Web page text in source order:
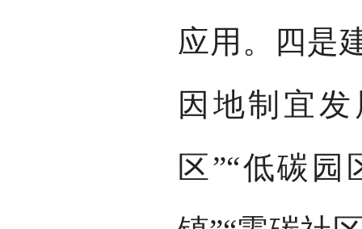
应用。四是
因地制宜
区”“低碳